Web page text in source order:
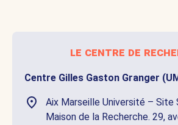
le centre de
Centre Gilles Gaston Granger
Aix Marseille Université – Site
Maison de la Recherche. 29,